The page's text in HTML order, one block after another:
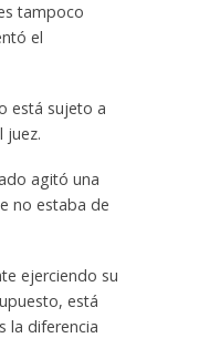
tampoco
el
está sujeto a
juez.
agitó una
no estaba de
ejerciendo su
está
la diferencia